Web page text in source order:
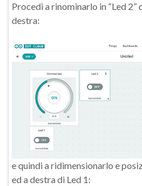
Procedi a rinominarlo in “Led 2”
destra:
e quindi a ridimensionarlo e
ed a destra di Led 1: